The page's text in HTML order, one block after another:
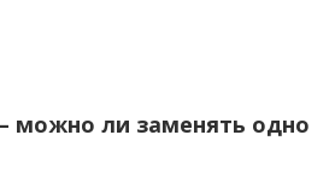
можно ли заменять одно